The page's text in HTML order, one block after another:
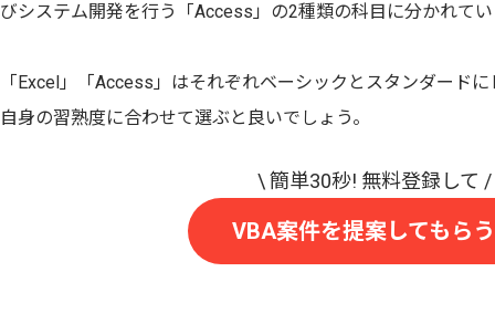
びシステム開発を行う「Access」の2種類の科目に分かれて
「Excel」「Access」はそれぞれベーシックとスタンダード
自身の習熟度に合わせて選ぶと良いでしょう。
VBA案件を提案してもらう